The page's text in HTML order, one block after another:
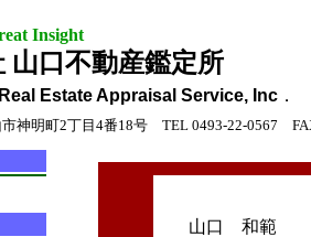
Insight
山口不動産鑑定所
Estate Appraisal Service, Inc ．
神明町2丁目4番18号 TEL 0493-22-0567
山口 和範